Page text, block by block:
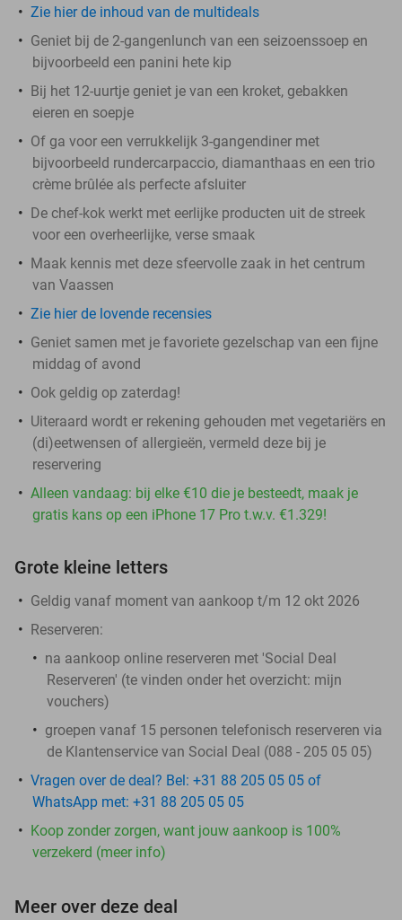
Zie hier de inhoud van de multideals
Geniet bij de 2-gangenlunch van een seizoenssoep en
bijvoorbeeld een panini hete kip
Bij het 12-uurtje geniet je van een kroket, gebakken
eieren en soepje
Of ga voor een verrukkelijk 3-gangendiner met
bijvoorbeeld rundercarpaccio, diamanthaas en een trio
crème brûlée als perfecte afsluiter
De chef-kok werkt met eerlijke producten uit de streek
voor een overheerlijke, verse smaak
Maak kennis met deze sfeervolle zaak in het centrum
van Vaassen
Zie hier de lovende recensies
Geniet samen met je favoriete gezelschap van een fijne
middag of avond
Ook geldig op zaterdag!
Uiteraard wordt er rekening gehouden met vegetariërs en
(di)eetwensen of allergieën, vermeld deze bij je
reservering
Alleen vandaag: bij elke €10 die je besteedt, maak je
gratis kans op een iPhone 17 Pro t.w.v. €1.329!
Grote kleine letters
Geldig vanaf moment van aankoop t/m 12 okt 2026
Reserveren:
na aankoop online reserveren met 'Social Deal
Reserveren' (te vinden onder het overzicht: mijn
vouchers)
groepen vanaf 15 personen telefonisch reserveren via
de Klantenservice van Social Deal (088 - 205 05 05)
Vragen over de deal? Bel: +31 88 205 05 05 of
WhatsApp met: +31 88 205 05 05
Koop zonder zorgen, want jouw aankoop is 100%
verzekerd (meer info)
Meer over deze deal